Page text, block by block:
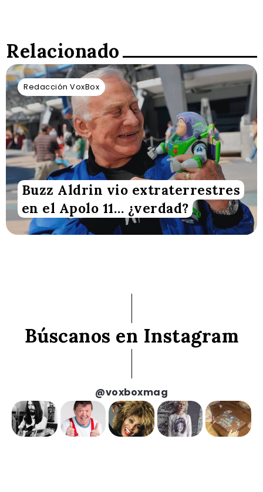
Relacionado
Redacción VoxBox
Buzz Aldrin vio extraterrestres
en el Apolo 11… ¿verdad?
Búscanos en Instagram
@voxboxmag